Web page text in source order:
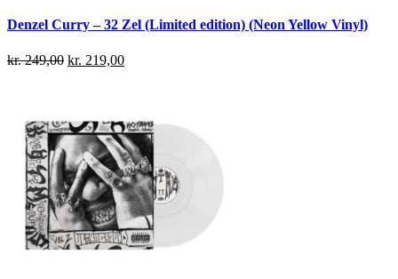
Denzel Curry – 32 Zel (Limited edition) (Neon Yellow Vinyl)
kr.249,00 kr. 219,00